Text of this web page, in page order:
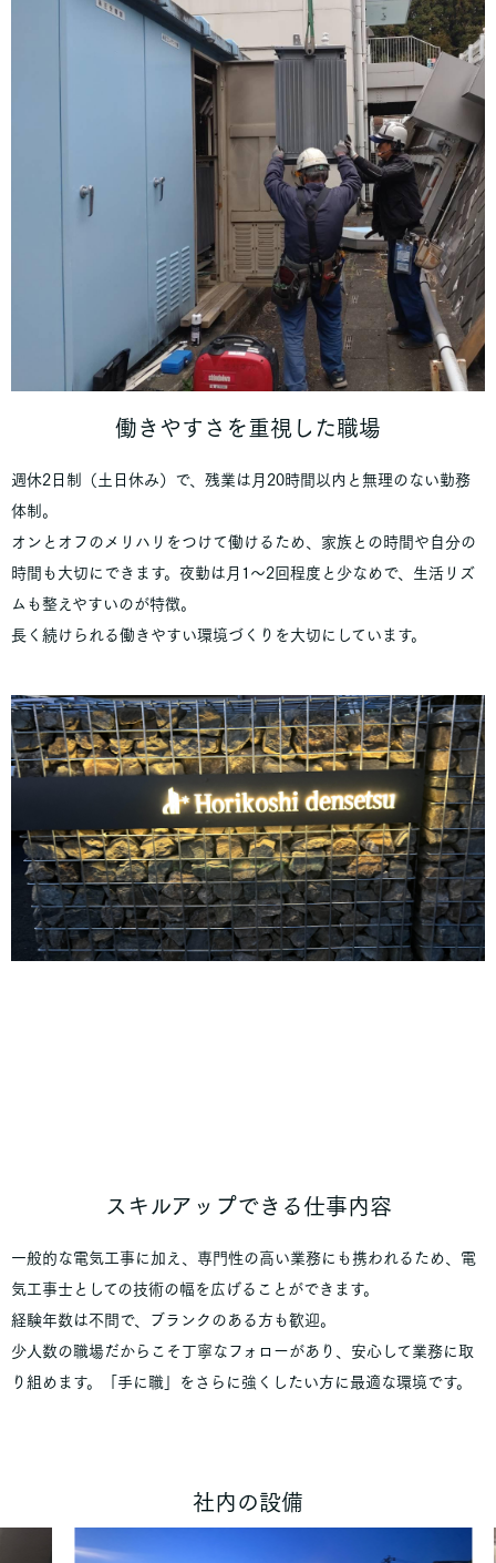
働きやすさを重視した職場
週休2日制（土日休み）で、残業は月20時間以内と無理のない勤務
体制。
オンとオフのメリハリをつけて働けるため、家族との時間や自分の
時間も大切にできます。夜勤は月1〜2回程度と少なめで、生活リズ
ムも整えやすいのが特徴。
長く続けられる働きやすい環境づくりを大切にしています。
スキルアップできる仕事内容
一般的な電気工事に加え、専門性の高い業務にも携われるため、電
気工事士としての技術の幅を広げることができます。
経験年数は不問で、ブランクのある方も歓迎。
少人数の職場だからこそ丁寧なフォローがあり、安心して業務に取
り組めます。「手に職」をさらに強くしたい方に最適な環境です。
社内の設備